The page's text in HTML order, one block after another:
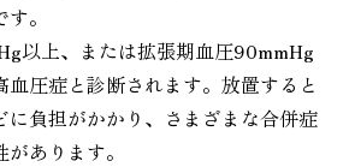
。
以上、または拡張期血圧90mmHg
圧症と診断されます。放置すると
に負担がかかり、さまざまな合併症
あります。